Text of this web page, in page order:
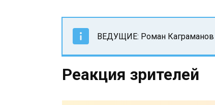
ВЕДУЩИЕ: Роман Каграманов
Реакция зрителей